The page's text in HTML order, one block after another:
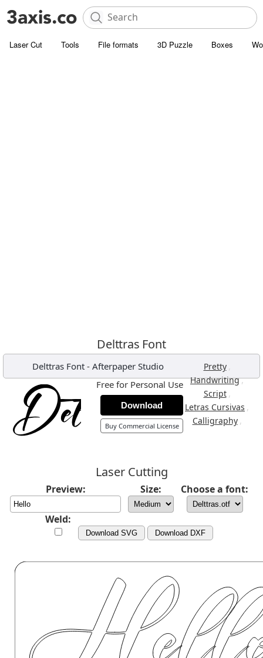
Laser Cut Tools File formats 3D Puzzle Boxes
Delttras Font
Delttras Font- Afterpaper Studio Pretty ,
Handwriting,
Script ,
Letras Cursivas ,
Calligraphy ,
Free for Personal Use
Download
Buy Commercial License
Laser Cutting
Preview: Size: Choose a font:
Weld:
Download SVG Download DXF